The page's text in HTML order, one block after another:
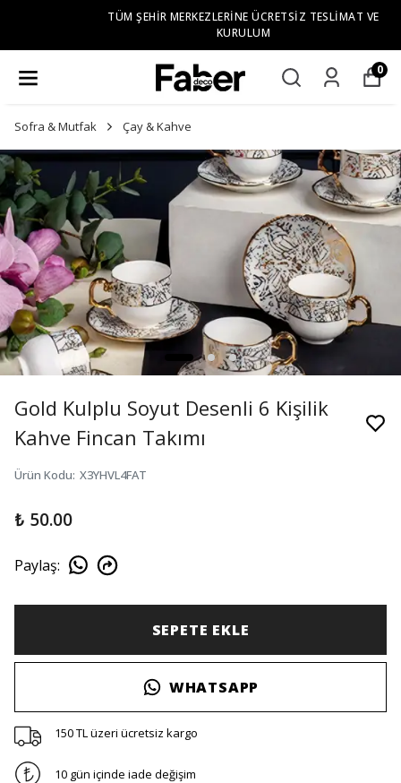
TÜM ŞEHIR MERKEZLERINE ÜCRETSIZ TESLIMAT VE
KURULUM
0
Sofra & Mutfak Çay & Kahve
Gold Kulplu Soyut Desenli 6 Kişilik
Kahve Fincan Takımı
Ürün Kodu: X3YHVL4FAT
₺ 50.00
Paylaş:
SEPETE EKLE
WHATSAPP
150 TL üzeri ücretsiz kargo
10 gün içinde iade değişim